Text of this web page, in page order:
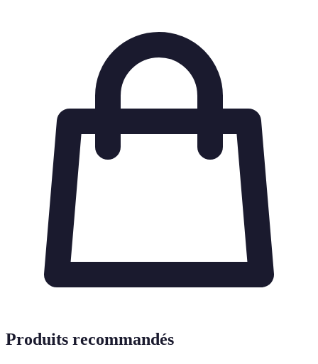
Produits recommandés